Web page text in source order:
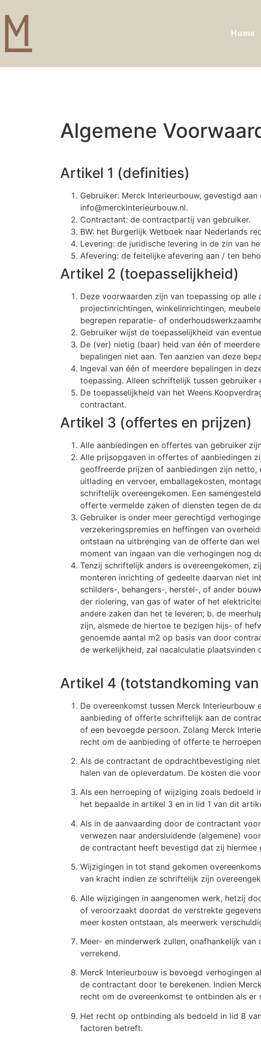
Home
Algemene
Artikel 1 (definities)
Gebruiker: Merck Interieurbouw, gevestigd
info@merckinterieurbouw.nl.
Contractant: de contractpartij van gebruiker.
BW: het Burgerlijk Wetboek naar Nederlands
Levering: de juridische levering in de zin van
Afevering: de feitelijke afevering aan / ten
Artikel 2 (toepasselijkheid)
Deze voorwaarden zijn van toepassing op
projectinrichtingen, winkelinrichtingen,
begrepen reparatie- of
Gebruiker wijst de toepasselijkheid van
De (ver) nietig (baar) heid van één of
bepalingen niet aan. Ten aanzien van deze
Ingeval van één of meerdere bepalingen in
toepassing. Alleen schriftelijk tussen
De toepasselijkheid van het Weens
contractant.
Artikel 3 (offertes en prijzen)
Alle aanbiedingen en offertes van gebruiker
Alle prijsopgaven in offertes of aanbiedingen
geoffreerde prijzen of aanbiedingen zijn netto,
uitlading en vervoer, emballagekosten,
schriftelijk overeengekomen. Een
offerte vermelde zaken of diensten tegen de
Gebruiker is onder meer gerechtigd
verzekeringspremies en heffingen van
ontstaan na uitbrenging van de offerte dan
moment van ingaan van die verhogingen nog
Tenzij schriftelijk anders is overeengekomen,
monteren inrichting of gedeelte daarvan niet
schilders-, behangers-, herstel-, of ander
der riolering, van gas of water of het
andere zaken dan het te leveren; b. de
zijn, alsmede de hiertoe te bezigen hijs- of
genoemde aantal m2 op basis van door
de werkelijkheid, zal nacalculatie plaatsvinden
Artikel 4 (totstandkoming
De overeenkomst tussen Merck
aanbieding of offerte schriftelijk aan de
of een bevoegde persoon. Zolang Merck
recht om de aanbieding of offerte te
Als de contractant de opdrachtbevestiging
halen van de opleverdatum. De kosten die
Als een herroeping of wijziging zoals bedoeld
het bepaalde in artikel 3 en in lid 1 van dit
Als in de aanvaarding door de contractant
verwezen naar andersluidende (algemene)
de contractant heeft bevestigd dat zij hiermee
Wijzigingen in tot stand gekomen
van kracht indien ze schriftelijk zijn
Alle wijzigingen in aangenomen werk, hetzij
of veroorzaakt doordat de verstrekte
meer kosten ontstaan, als meerwerk
Meer- en minderwerk zullen, onafhankelijk
verrekend.
Merck Interieurbouw is bevoegd verhogingen
de contractant door te berekenen. Indien
recht om de overeenkomst te ontbinden als
Het recht op ontbinding als bedoeld in lid 8
factoren betreft.